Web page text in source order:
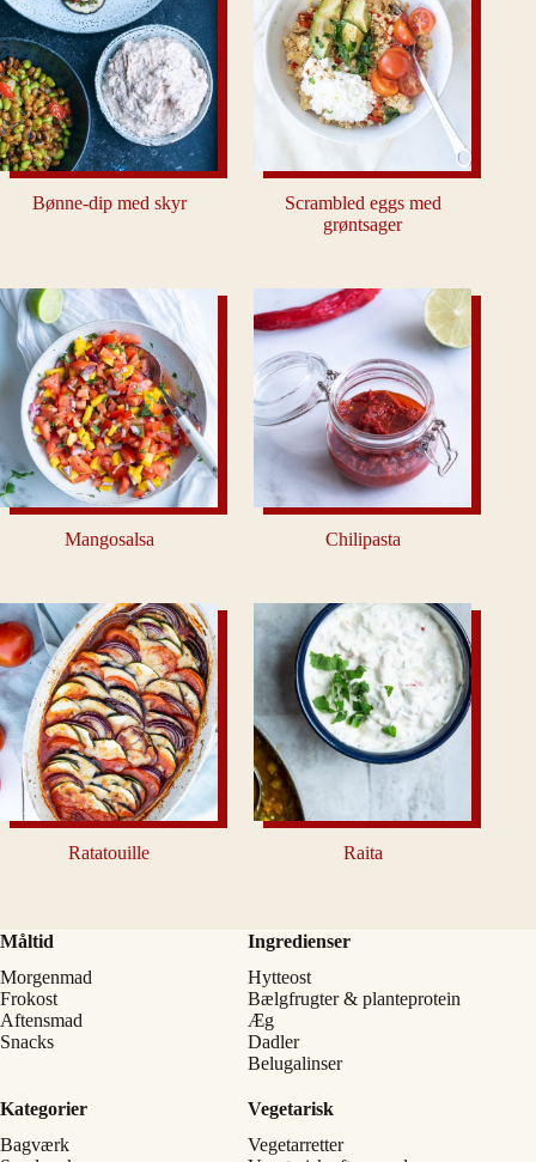
Bønne-dip med skyr
Scrambled eggs med
grøntsager
Mangosalsa Chilipasta
Ratatouille Raita
Måltid
Morgenmad
Frokost
Aftensmad
Snacks
Ingredienser
Hytteost
Bælgfrugter & planteprotein
Æg
Dadler
Belugalinser
Kategorier
Bagværk
Vegetarisk
Vegetarretter